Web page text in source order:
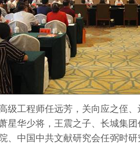
级工程师任远芳，关向应之侄
星华少将，王震之子、长城集
、中国中共文献研究会任弼时